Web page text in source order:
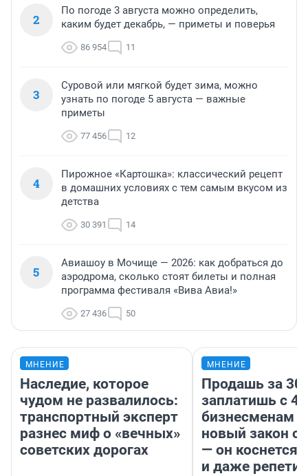
2
По погоде 3 августа можно определить,
каким будет декабрь, — приметы и поверья
86 954 11
3
Суровой или мягкой будет зима, можно
узнать по погоде 5 августа — важные
приметы
77 456 12
4
Пирожное «Картошка»: классический рецепт
в домашних условиях с тем самым вкусом из
детства
30 391 14
5
Авиашоу в Мочище — 2026: как добраться до
аэродрома, сколько стоят билеты и полная
программа фестиваля «Вива Авиа!»
27 436 50
МНЕНИЕ
Наследие, которое
чудом не развалилось:
транспортный эксперт
разнес миф о «вечных»
советских дорогах
МНЕНИЕ
Продашь за
заплатишь с
бизнесменам
новый закон о
— он коснется
и даже